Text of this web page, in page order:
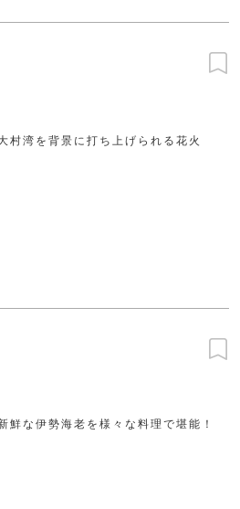
村湾を背景に打ち上げられる花火
鮮な伊勢海老を様々な料理で堪能！